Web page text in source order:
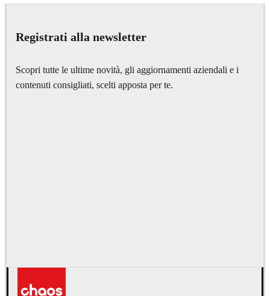
Registrati alla newsletter
Scopri tutte le ultime novità, gli aggiornamenti aziendali e i
contenuti consigliati, scelti apposta per te.